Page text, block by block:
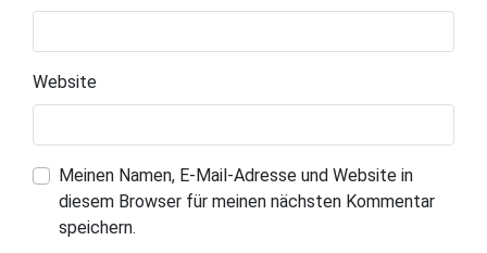
Website
Meinen Namen, E-Mail-Adresse und Website in
diesem Browser für meinen nächsten Kommentar
speichern.